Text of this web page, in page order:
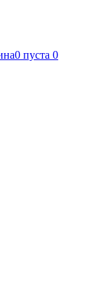
0 пуста 0